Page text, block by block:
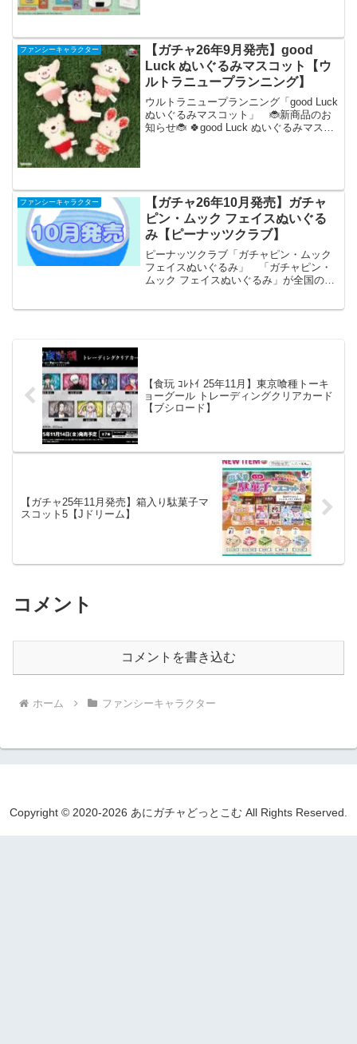
ファンシーキャラクター
【ガチャ26年9月発売】good
Luck ぬいぐるみマスコット【ウ
ルトラニュープランニング】
ウルトラニュープランニング「good Luck
ぬいぐるみマスコット」 🐞新商品のお
知らせ🐞 🍀good Luck ぬいぐるみマスコ
ファンシーキャラクター
【ガチャ26年10月発売】ガチャ
ピン・ムック フェイスぬいぐる
み【ピーナッツクラブ】
ピーナッツクラブ「ガチャピン・ムック
フェイスぬいぐるみ」 「ガチャピン・
ムック フェイスぬいぐるみ」が全国のカ
【食玩 ｺﾚﾄｲ 25年11月】東京喰種トーキ
ョーグール トレーディングクリアカード
【ブシロード】
【ガチャ25年11月発売】箱入り駄菓子マ
スコット5【Jドリーム】
コメント
コメントを書き込む
ホーム ファンシーキャラクター
Copyright © 2020-2026 あにガチャどっとこむ All Rights Reserved.